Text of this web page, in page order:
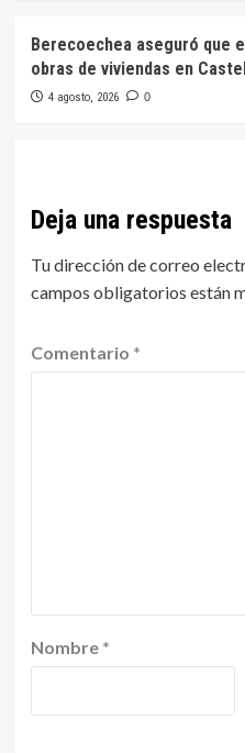
Berecoechea aseguró que
obras de viviendas en
4 agosto, 2026 0
Deja una respuesta
Tu dirección de correo
campos obligatorios están
Comentario *
Nombre *